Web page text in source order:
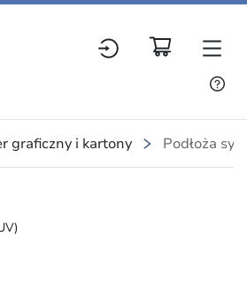
graficzny i kartony Podłoża